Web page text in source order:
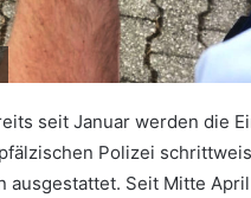
seit Januar werden die
Polizei
ausgestattet. Seit Mitte